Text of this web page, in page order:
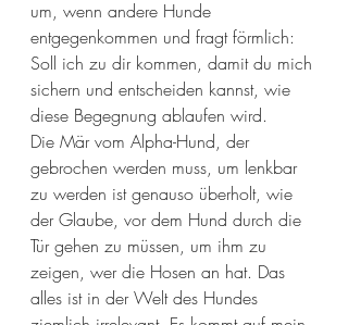
um, wenn andere Hunde
entgegenkommen und fragt förmlich:
Soll ich zu dir kommen, damit du mich
sichern und entscheiden kannst, wie
diese Begegnung ablaufen wird.
Die Mär vom Alpha-Hund, der
gebrochen werden muss, um lenkbar
zu werden ist genauso überholt, wie
der Glaube, vor dem Hund durch die
Tür gehen zu müssen, um ihm zu
zeigen, wer die Hosen an hat. Das
alles ist in der Welt des Hundes